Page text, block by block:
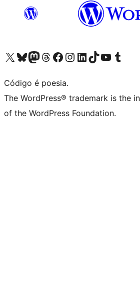
Visite a nossa conta X (antigo Twitter)
Visit our Bluesky account
Visit our Mastodon account
Visit our Threads account
Visite a nossa página do Facebook
Visite a nossa conta no Instagram
Visite a nossa conta no LinkedIn
Visit our TikTok account
Visit our YouTube channel
Visit our
Código é poesia.
The WordPress® trademark is the
of the WordPress Foundation.